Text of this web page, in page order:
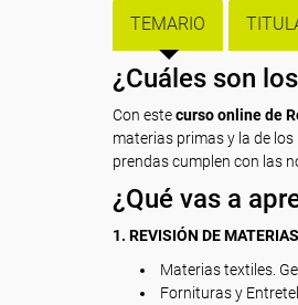
TEMARIO
¿Cuáles son
Con estecurso online de
materias primas y la de
prendas cumplen con las
¿Qué vas a
1. REVISIÓN DE
Materias textiles.
Fornituras y